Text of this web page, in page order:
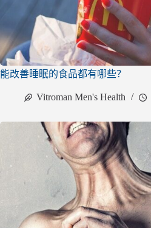
能改善睡眠的食品都有哪些？
Vitroman Men's Health